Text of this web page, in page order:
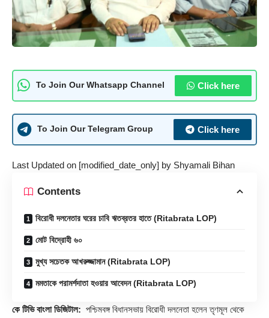
To Join Our Whatsapp Channel Click here
To Join Our Telegram Group Click here
Last Updated on [modified_date_only] by Shyamali Bihan
Contents
বিরোধী দলনেতার ঘরের চাবি ঋতব্রতর হাতে (Ritabrata LOP)
মোট বিদ্রোহী ৬০
মুখ্য সচেতক আখরুজ্জামান (Ritabrata LOP)
মমতাকে পরামর্শদাতা হওয়ার আবেদন (Ritabrata LOP)
কে টিভি বাংলা ডিজিটাল: পশ্চিমবঙ্গ বিধানসভায় বিরোধী দলনেতা হলেন তৃণমূল থেকে